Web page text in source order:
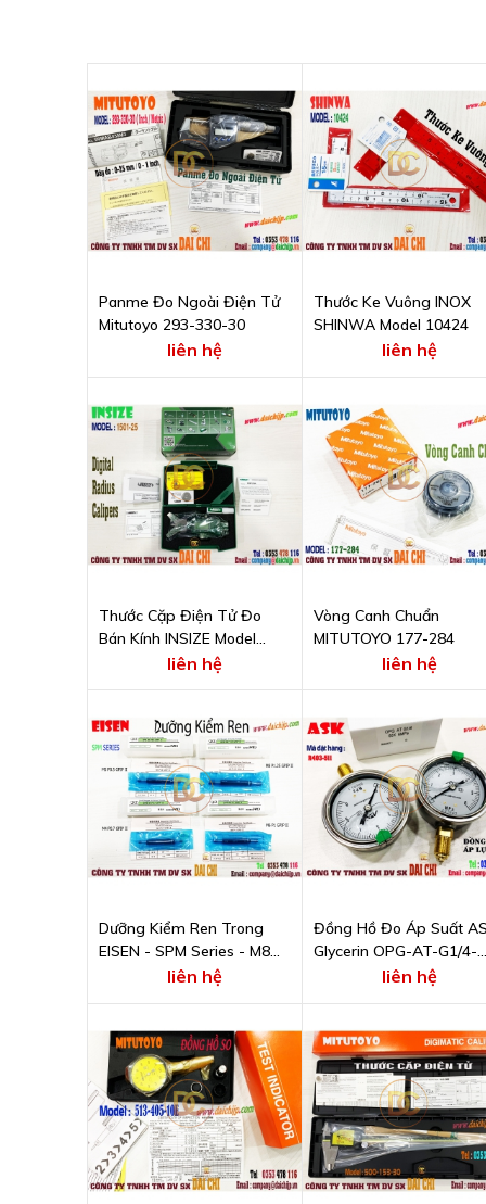
Panme Đo Ngoài Điện Tử
Mitutoyo 293-330-30
liên hệ
Thước Ke Vuông INOX
SHINWA Model 10424
liên hệ
Thước Cặp Điện Tử Đo
Bán Kính INSIZE Model
liên hệ
Vòng Canh Chuẩn
MITUTOYO 177-284
liên hệ
Dưỡng Kiểm Ren Trong
EISEN - SPM Series - M8
P1.25 GPIP IIliên hệ
Đồng Hồ Đo Áp Suất
Glycerin OPG-AT-G1/4-
liên hệ